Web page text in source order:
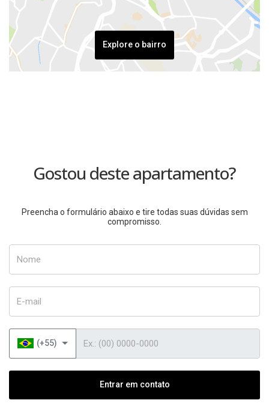
Explore o bairro
Gostou deste apartamento?
Preencha o formulário abaixo e tire todas suas dúvidas sem
compromisso.
(+55)
Entrar em contato